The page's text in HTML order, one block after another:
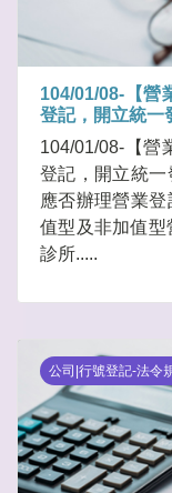
104/01/08-【營
登記，開立統一
104/01/08-【營
登記，開立統
應否辦理營業
值型及非加值型
診所.....
公司|行號登記-法令